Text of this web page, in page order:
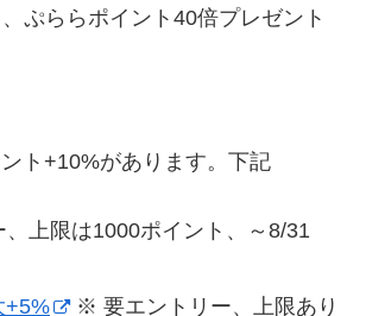
ぷららポイント40倍プレゼント
ト+10%があります。下記
上限は1000ポイント、～8/31
+5% ※ 要エントリー、上限あり